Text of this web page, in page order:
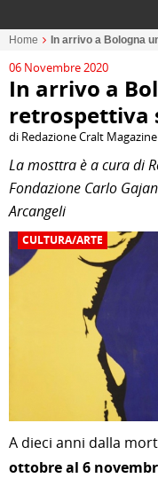
Home In arrivo a Bologna
06 Novembre 2020
In arrivo a
retrospettiva
di Redazione Cralt Magazine
La mosttra è a cura di
Fondazione Carlo
Arcangeli
CULTURA/ARTE
A dieci anni dalla
ottobre al 6